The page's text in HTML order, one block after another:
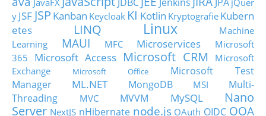
JavaFX
jQuer
y JSF JSP Kanban Keycloak KI Kotlin Kryptografie Kubern
etes
LINQ Linux
Machine
Learning
MAUI MFC Microservices
Microsoft
365
Microsoft Access Microsoft CRM
Microsoft
Exchange
Microsoft Office
Microsoft Test
Manager
ML.NET MongoDB MSI
Multi-
Threading
MVC MVVM MySQL
Nano
Server NextJS nHibernate node.js OAuth OIDC OOA